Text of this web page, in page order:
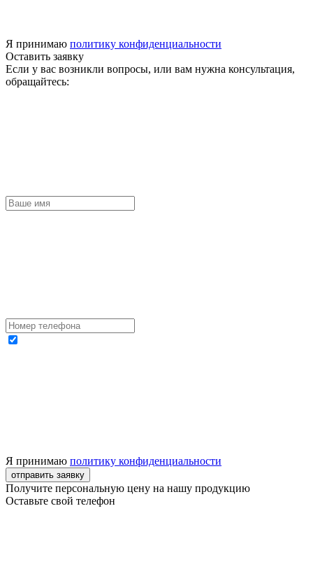
Я принимаю политику конфиденциальности
Оставить заявку
Если у вас возникли вопросы, или вам нужна консультация,
обращайтесь:
Я принимаю политику конфиденциальности
отправить заявку
Получите персональную цену на нашу продукцию
Оставьте свой телефон